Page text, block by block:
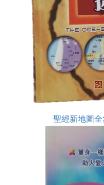
聖經新地圖全